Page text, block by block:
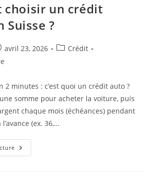
choisir un crédit
Suisse ?
:
avril 23, 2026
PostCrédit
2 minutes : c’est quoi un crédit auto ?
somme pour acheter la voiture, puis
chaque mois (échéances) pendant
(ex. 36,…
Comment
Choisir